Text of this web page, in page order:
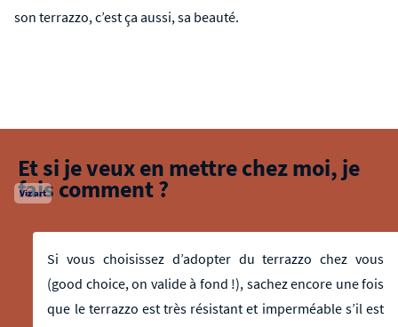
son terrazzo, c’est ça aussi, sa beauté.
Et si je veux en mettre chez moi, je
fais comment ?
Viz art
Si vous choisissez d’adopter du terrazzo chez vous
(good choice, on valide à fond !), sachez encore une fois
que le terrazzo est très résistant et imperméable s’il est